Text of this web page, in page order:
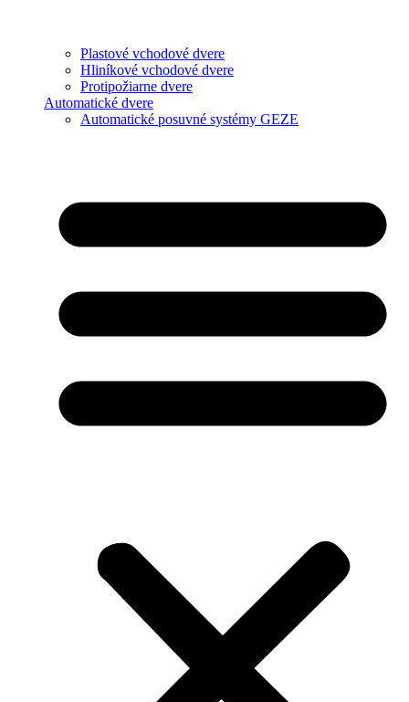
Plastové vchodové dvere
Hliníkové vchodové dvere
Protipožiarne dvere
Automatické dvere
Automatické posuvné systémy GEZE